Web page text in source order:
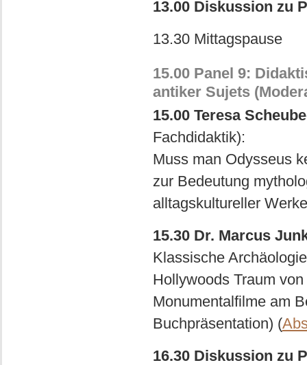
13.00 Diskussion zu
13.30 Mittagspause
15.00 Panel 9:
antiker Sujets
15.00 Teresa
Fachdidaktik):
Muss man Odysseus
zur Bedeutung
alltagskultureller
15.30 Dr. Marcus
Klassische
Hollywoods Traum
Monumentalfilme am
Buchpräsentation) (
16.30 Diskussion zu